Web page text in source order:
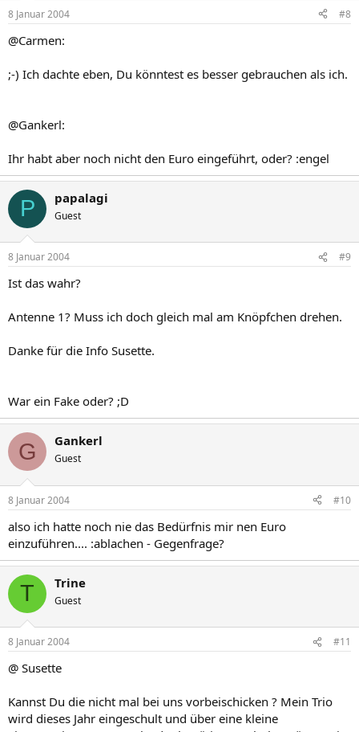
8 Januar 2004 #8
@Carmen:
;-) Ich dachte eben, Du könntest es besser gebrauchen als ich.
@Gankerl:
Ihr habt aber noch nicht den Euro eingeführt, oder? :engel
P papalagi
Guest
8 Januar 2004 #9
Ist das wahr?
Antenne 1? Muss ich doch gleich mal am Knöpfchen drehen.
Danke für die Info Susette.
War ein Fake oder? ;D
G Gankerl
Guest
8 Januar 2004 #10
also ich hatte noch nie das Bedürfnis mir nen Euro
einzuführen.... :ablachen - Gegenfrage?
T Trine
Guest
8 Januar 2004 #11
@ Susette
Kannst Du die nicht mal bei uns vorbeischicken ? Mein Trio
wird dieses Jahr eingeschult und über eine kleine